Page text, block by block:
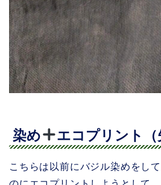
染め エコプリント（
こちらは以前にバジル染めをし